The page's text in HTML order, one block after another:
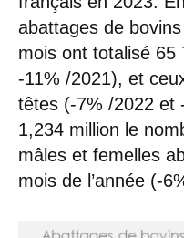
abattages de
mois ont totalisé
-11% /2021), et
têtes (-7% /2022 et
1,234 million le
mâles et femelles
mois de l’année (-